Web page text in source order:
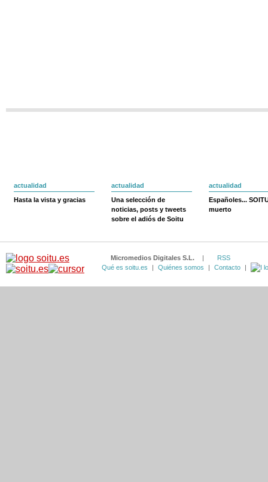
actualidad
Hasta la vista y gracias
actualidad
Una selección de
noticias, posts y tweets
sobre el adiós de Soitu
actualidad
Españoles...
muerto
Micromedios Digitales S.L. |
RSS
Qué es soitu.es
| Quiénes somos | Contacto |